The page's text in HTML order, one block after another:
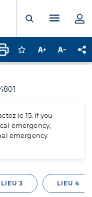
Ouvrir laMenu
Connectez-vous
Augmenter la
le 15. If you
emergency,
emergency
LIEU 3 LIEU 4